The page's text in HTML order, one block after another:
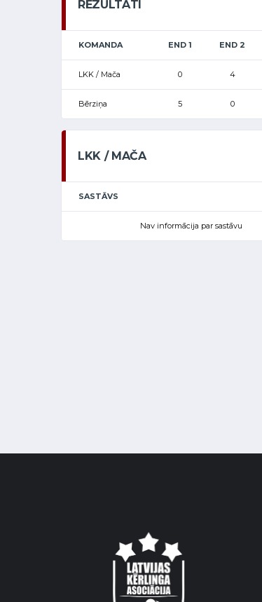
REZULTĀTI
KOMANDA END 1 END 2
LKK / Mača 0 4
Bērziņa 5 0
LKK / MAČA
SASTĀVS
Nav informācija par sastāvu